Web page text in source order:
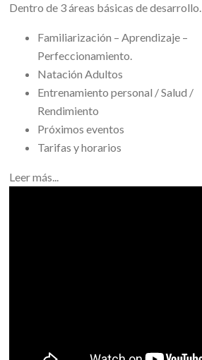
Dentro de 3 áreas básicas de desarrollo.
Familiarización – Aprendizaje –
Perfeccionamiento.
Natación Adultos
Entrenamiento personal / Salud /
Rendimiento
Próximos eventos
Tarifas y horarios
Leer más...